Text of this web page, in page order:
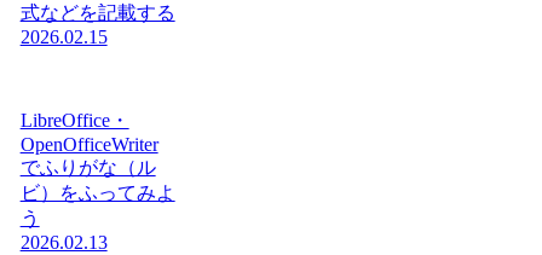
式などを記載する
2026.02.15
LibreOffice・
OpenOfficeWriter
でふりがな（ル
ビ）をふってみよ
う
2026.02.13